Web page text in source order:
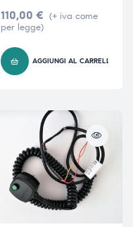
110,00 € (+ iva come
per legge)
AGGIUNGI AL CARRELLO